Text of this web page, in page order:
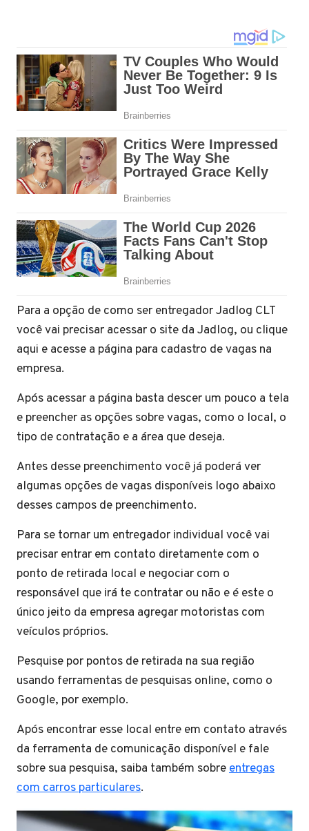
Para a opção de como ser entregador Jadlog CLT
você vai precisar acessar o site da Jadlog, ou clique
aqui e acesse a página para cadastro de vagas na
empresa.
Após acessar a página basta descer um pouco a tela
e preencher as opções sobre vagas, como o local, o
tipo de contratação e a área que deseja.
Antes desse preenchimento você já poderá ver
algumas opções de vagas disponíveis logo abaixo
desses campos de preenchimento.
Para se tornar um entregador individual você vai
precisar entrar em contato diretamente com o
ponto de retirada local e negociar com o
responsável que irá te contratar ou não e é este o
único jeito da empresa agregar motoristas com
veículos próprios.
Pesquise por pontos de retirada na sua região
usando ferramentas de pesquisas online, como o
Google, por exemplo.
Após encontrar esse local entre em contato através
da ferramenta de comunicação disponível e fale
sobre sua pesquisa, saiba também sobreentregas
com carros particulares.